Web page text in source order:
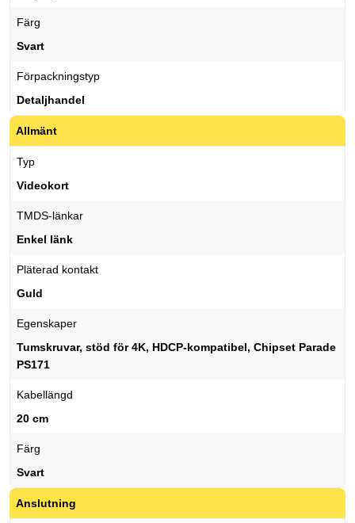
Färg
Svart
Förpackningstyp
Detaljhandel
Allmänt
Typ
Videokort
TMDS-länkar
Enkel länk
Pläterad kontakt
Guld
Egenskaper
Tumskruvar, stöd för 4K, HDCP-kompatibel, Chipset Parade
PS171
Kabellängd
20 cm
Färg
Svart
Anslutning